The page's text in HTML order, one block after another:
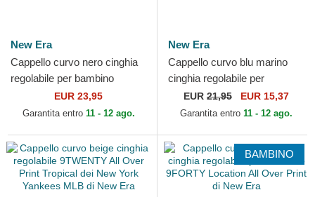
New Era
Cappello curvo nero cinghia
regolabile per bambino
9FORTY Space All Over
Print di New Era
EUR 23,95
Garantita entro 11 - 12 ago.
New Era
Cappello curvo blu marino
cinghia regolabile per
bambino 9FORTY All Over
Print dei Superman DC...
EUR 21,95 EUR 15,37
Garantita entro 11 - 12 ago.
BAMBINO